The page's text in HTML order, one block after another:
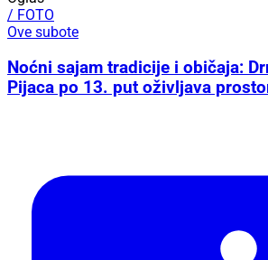
/ FOTO
Ove subote
Noćni sajam tradicije i običaja:
Pijaca po 13. put oživljava